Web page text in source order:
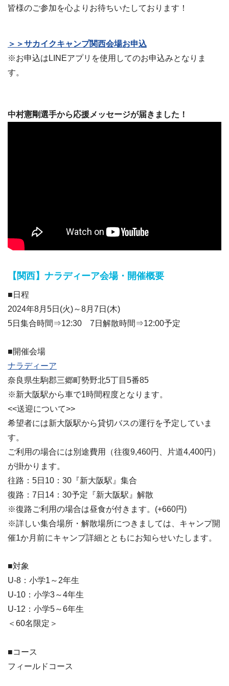
皆様のご参加を心よりお待ちいたしております！
＞＞サカイクキャンプ関西会場お申込
※お申込はLINEアプリを使用してのお申込みとなりま
す。
中村憲剛選手から応援メッセージが届きました！
【関西】ナラディーア会場・開催概要
■日程
2024年8月5日(火)～8月7日(木)
5日集合時間⇒12:30 7日解散時間⇒12:00予定
■開催会場
ナラディーア
奈良県生駒郡三郷町勢野北5丁目5番85
※新大阪駅から車で1時間程度となります。
<<送迎について>>
希望者には新大阪駅から貸切バスの運行を予定していま
す。
ご利用の場合には別途費用（往復9,460円、片道4,400円）
が掛かります。
往路：5日10：30『新大阪駅』集合
復路：7日14：30予定『新大阪駅』解散
※復路ご利用の場合は昼食が付きます。(+660円)
※詳しい集合場所・解散場所につきましては、キャンプ開
催1か月前にキャンプ詳細とともにお知らせいたします。
■対象
U-8：小学1～2年生
U-10：小学3～4年生
U-12：小学5～6年生
＜60名限定＞
■コース
フィールドコース